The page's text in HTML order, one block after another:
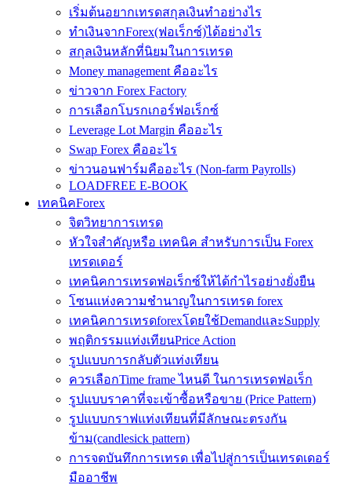
เริ่มต้นอยากเทรดสกุลเงินทำอย่างไร
ทำเงินจากForex(ฟอเร็กซ์)ได้อย่างไร
สกุลเงินหลักที่นิยมในการเทรด
Money management คืออะไร
ข่าวจาก Forex Factory
การเลือกโบรกเกอร์ฟอเร็กซ์
Leverage Lot Margin คืออะไร
Swap Forex คืออะไร
ข่าวนอนฟาร์มคืออะไร (Non-farm Payrolls)
LOADFREE E-BOOK
เทคนิคForex
จิตวิทยาการเทรด
หัวใจสำคัญหรือ เทคนิค สำหรับการเป็น Forex
เทรดเดอร์
เทคนิคการเทรดฟอเร็กซ์ให้ได้กำไรอย่างยั่งยืน
โซนแห่งความชำนาญในการเทรด forex
เทคนิคการเทรดforexโดยใช้DemandและSupply
พฤติกรรมแท่งเทียนPrice Action
รูปแบบการกลับตัวแท่งเทียน
ควรเลือกTime frame ไหนดี ในการเทรดฟอเร็ก
รูปแบบราคาที่จะเข้าซื้อหรือขาย (Price Pattern)
รูปแบบกราฟแท่งเทียนที่มีลักษณะตรงกัน
ข้าม(candlesick pattern)
การจดบันทึกการเทรด เพื่อไปสู่การเป็นเทรดเดอร์
มืออาชีพ